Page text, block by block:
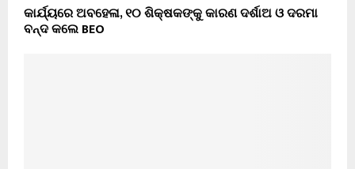
କାର୍ଯ୍ୟରେ ଅବହେଳା, ୧୦ ଶିକ୍ଷକଙ୍କୁ କାରଣ ଦର୍ଶାଅ ଓ ଦରମା
ବନ୍ଦ କଲେ BEO